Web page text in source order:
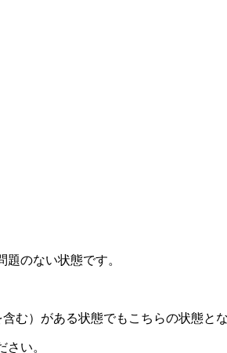
のない状態です。
む）がある状態でもこちらの状態と
い。